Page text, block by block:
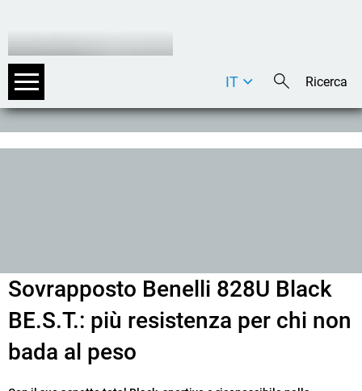
DE
IT
Sovrapposto Benelli 828U Black
BE.S.T.: più resistenza per chi non
bada al peso